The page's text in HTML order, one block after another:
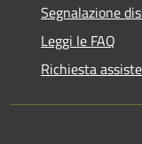
Segnalazione
Leggi le FAQ
Richiesta